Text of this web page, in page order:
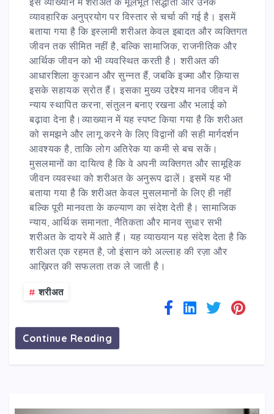
व्यावहारिक अनुप्रयोग पर विस्तार से चर्चा की गई है। इसमें
बताया गया है कि इस्लामी शरीअत केवल इबादत और व्यक्तिगत
जीवन तक सीमित नहीं है, बल्कि सामाजिक, राजनीतिक और
आर्थिक जीवन को भी व्यवस्थित करती है। शरीअत की
आधारशिला कुरआन और सुन्नत हैं, जबकि इज्मा और क़ियास
इसके सहायक स्रोत हैं। इसका मुख्य उद्देश्य मानव जीवन में
न्याय स्थापित करना, संतुलन बनाए रखना और भलाई को
बढ़ावा देना है।व्याख्यान में यह स्पष्ट किया गया है कि शरीअत
को समझने और लागू करने के लिए विद्वानों की सही मार्गदर्शन
आवश्यक है, ताकि लोग अतिरेक या कमी से बच सकें।
मुसलमानों का दायित्व है कि वे अपनी व्यक्तिगत और सामूहिक
जीवन व्यवस्था को शरीअत के अनुरूप ढालें। इसमें यह भी
बताया गया है कि शरीअत केवल मुसलमानों के लिए ही नहीं
बल्कि पूरी मानवता के कल्याण का संदेश देती है। सामाजिक
न्याय, आर्थिक समानता, नैतिकता और मानव सुधार सभी
शरीअत के दायरे में आते हैं। यह व्याख्यान यह संदेश देता है कि
शरीअत एक रहमत है, जो इंसान को अल्लाह की रज़ा और
आख़िरत की सफलता तक ले जाती है।
# शरीअत
Continue Reading